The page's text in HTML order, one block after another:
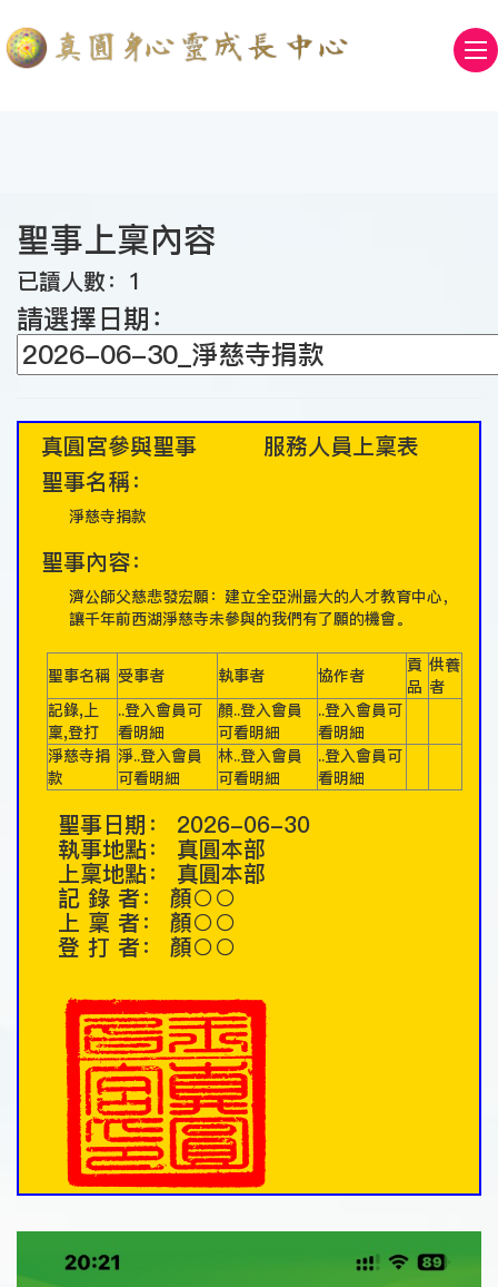
聖事上稟內容
已讀人數：1
請選擇日期：
真圓宮參與聖事 服務人員上稟表
聖事名稱：
淨慈寺捐款
聖事內容：
濟公師父慈悲發宏願：建立全亞洲最大的人才教育中心，
讓千年前西湖淨慈寺未參與的我們有了願的機會。
聖事名稱 受事者 執事者 協作者
貢
品
供養
者
記錄,上
稟,登打
..登入會員可
看明細
顏..登入會員
可看明細
..登入會員可
看明細
淨慈寺捐
款
淨..登入會員
可看明細
林..登入會員
可看明細
..登入會員可
看明細
聖事日期： 2026-06-30
執事地點： 真圓本部
上稟地點： 真圓本部
記 錄 者： 顏○○
上 稟 者： 顏○○
登 打 者： 顏○○